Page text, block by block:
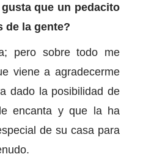
que un pedacito
de la gente?
pero sobre todo me
viene a agradecerme
dado la posibilidad de
encanta y que la ha
de su casa para